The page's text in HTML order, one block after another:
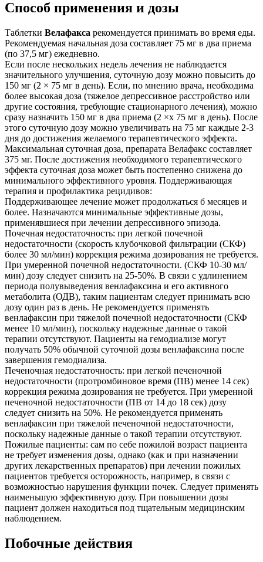
Способ применения и дозы
Таблетки Велафакса рекомендуется принимать во время еды.
Рекомендуемая начальная доза составляет 75 мг в два приема
(по 37,5 мг) ежедневно.
Если после нескольких недель лечения не наблюдается
значительного улучшения, суточную дозу можно повысить до
150 мг (2 × 75 мг в день). Если, по мнению врача, необходима
более высокая доза (тяжелое депрессивное расстройство или
другие состояния, требующие стационарного лечения), можно
сразу назначить 150 мг в два приема (2 ×х 75 мг в день). После
этого суточную дозу можно увеличивать на 75 мг каждые 2-3
дня до достижения желаемого терапевтического эффекта.
Максимальная суточная доза, препарата Велафакс составляет
375 мг. После достижения необходимого терапевтического
эффекта суточная доза может быть постепенно снижена до
минимального эффективного уровня. Поддерживающая
терапия и профилактика рецидивов:
Поддерживающее лечение может продолжаться б месяцев и
более. Назначаются минимальные эффективные дозы,
применявшиеся при лечении депрессивного эпизода.
Почечная недостаточность: при легкой почечной
недостаточности (скорость клубочковой фильтрации (СКФ)
более 30 мл/мин) коррекция режима дозирования не требуется.
При умеренной почечной недостаточности. (СКФ 10-30 мл/
мин) дозу следует снизить на 25-50%. В связи с удлинением
периода полувыведения венлафаксина и его активного
метаболита (ОДВ), таким пациентам следует принимать всю
дозу один раз в день. Не рекомендуется применять
венлафаксин при тяжелой почечной недостаточности (СКФ
менее 10 мл/мин), поскольку надежные данные о такой
терапии отсутствуют. Пациенты на гемодиализе могут
получать 50% обычной суточной дозы венлафаксина после
завершения гемодиализа.
Печеночная недостаточность: при легкой печеночной
недостаточности (протромбиновое время (ПВ) менее 14 сек)
коррекция режима дозирования не требуется. При умеренной
печеночной недостаточности (ПВ от 14 до 18 сек) дозу
следует снизить на 50%. Не рекомендуется применять
венлафаксин при тяжелой печеночной недостаточности,
поскольку надежные данные о такой терапии отсутствуют.
Пожилые пациенты: сам по себе пожилой возраст пациента
не требует изменения дозы, однако (как и при назначении
других лекарственных препаратов) при лечении пожилых
пациентов требуется осторожность, например, в связи с
возможностью нарушения функции почек. Следует применять
наименьшую эффективную дозу. При повышении дозы
пациент должен находиться под тщательным медицинским
наблюдением.
Побочные действия